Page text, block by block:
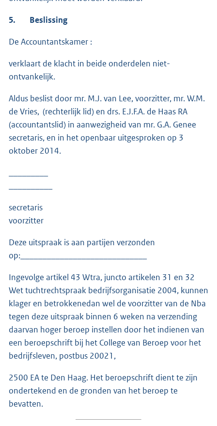
5. Beslissing
De Accountantskamer :
verklaart de klacht in beide onderdelen niet-
ontvankelijk.
Aldus beslist door mr. M.J. van Lee, voorzitter, mr. W.M.
de Vries, (rechterlijk lid) en drs. E.J.F.A. de Haas RA
(accountantslid) in aanwezigheid van mr. G.A. Genee
secretaris, en in het openbaar uitgesproken op 3
oktober 2014.
secretaris
voorzitter
Deze uitspraak is aan partijen verzonden
op:_____________________________
Ingevolge artikel 43 Wtra, juncto artikelen 31 en 32
Wet tuchtrechtspraak bedrijfsorganisatie 2004, kunnen
klager en betrokkenedan wel de voorzitter van de Nba
tegen deze uitspraak binnen 6 weken na verzending
daarvan hoger beroep instellen door het indienen van
een beroepschrift bij het College van Beroep voor het
bedrijfsleven, postbus 20021,
2500 EA te Den Haag. Het beroepschrift dient te zijn
ondertekend en de gronden van het beroep te
bevatten.